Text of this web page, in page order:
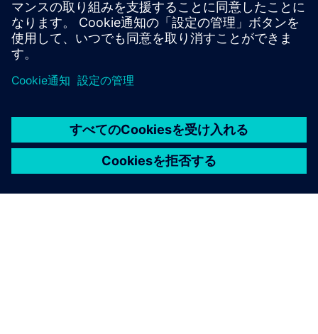
シームレスな統合が可能になります。
詳細情報